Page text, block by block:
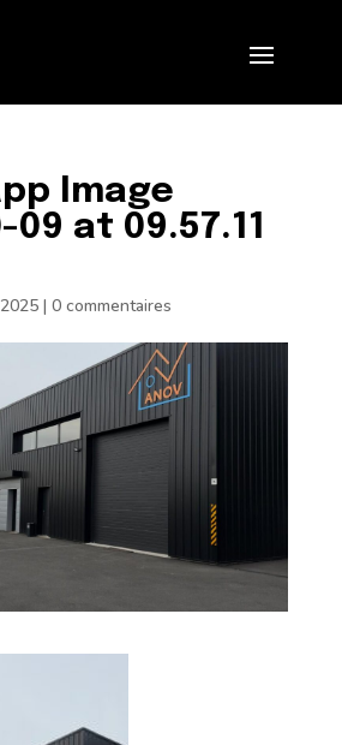
Image
09 at 09.57.11
| 0 commentaires